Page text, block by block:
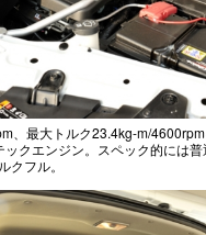
、最大トルク23.4kg-m/
クエンジン。スペック的には
クフル。